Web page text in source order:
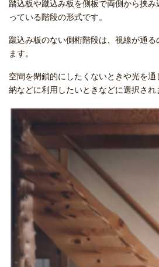
踏込板や蹴込み板を側板で両側から挟
っている階段の形式です。
蹴込み板のない側桁階段は、視線が通る
ます。
空間を閉鎖的にしたくないときや光を
納などに利用したいときなどに選択され